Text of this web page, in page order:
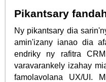
Pikantsary
Ny pikantsary dia
amin'izany ianao dia
endriky ny rafitra
varavarankely izahay
famolavolana UX/UI.